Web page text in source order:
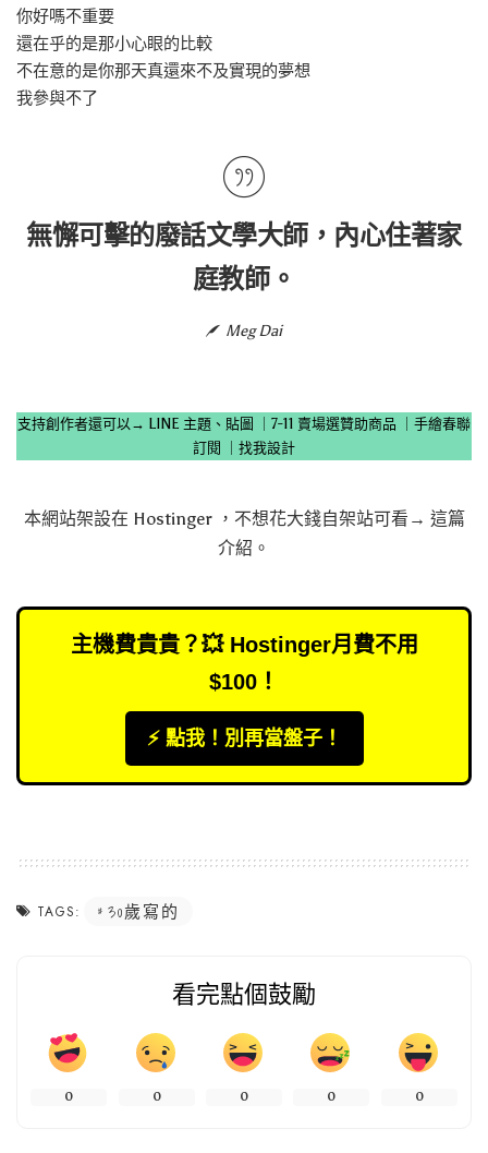
你好嗎不重要
還在乎的是那小心眼的比較
不在意的是你那天真還來不及實現的夢想
我參與不了
無懈可擊的廢話文學大師，內心住著家
庭教師。
Meg Dai
支持創作者還可以→ LINE 主題、貼圖 7-11 賣場選贊助商品
手繪春聯
訂閱
找我設計
本網站架設在 Hostinger，不想花大錢自架站可看→ 這篇
介紹 。
主機費貴貴？💥 Hostinger月費不用
$100！
⚡️ 點我！別再當盤子！
TAGS: 30歲寫的
看完點個鼓勵
0 0 0 0 0